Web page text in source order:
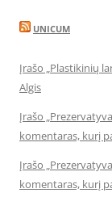
UNICUM
Įrašo „Plastikinių
Algis
Įrašo
komentaras, kurį
Įrašo
komentaras, kurį